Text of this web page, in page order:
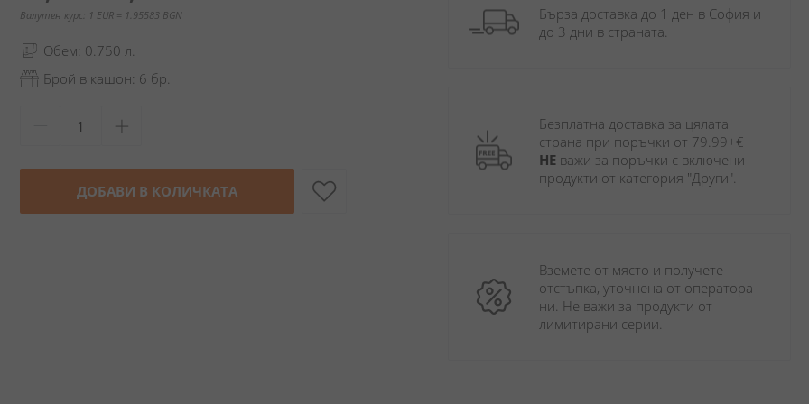
Валутен курс: 1 EUR = 1.95583 BGN
Обем: 0.750 л.
Брой в кашон: 6 бр.
ДОБАВИ В КОЛИЧКАТА
Бърза доставка до 1 ден в София и
до 3 дни в страната.
Безплатна доставка за цялата
НЕ важи за поръчки с включени
продукти от категория "Други".
Вземете от място и получете
отстъпка, уточнена от оператора
ни. Не важи за продукти от
лимитирани серии.